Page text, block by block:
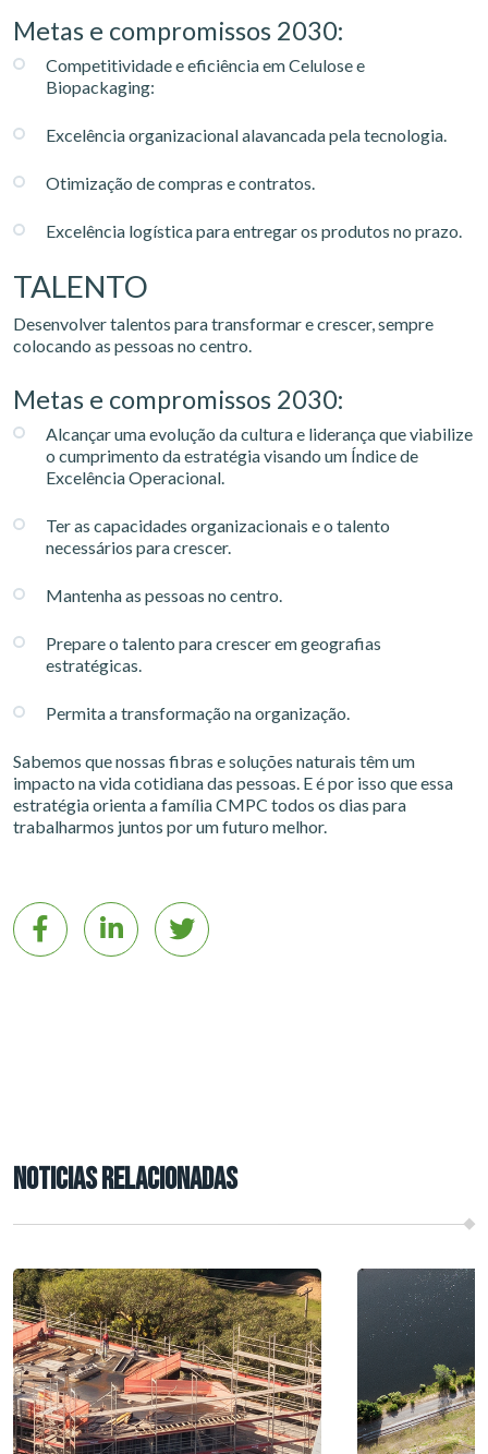
Metas e compromissos 2030:
Competitividade e eficiência em Celulose e
Biopackaging:
Excelência organizacional alavancada pela tecnologia.
Otimização de compras e contratos.
Excelência logística para entregar os produtos no prazo.
TALENTO
Desenvolver talentos para transformar e crescer, sempre
colocando as pessoas no centro.
Metas e compromissos 2030:
Alcançar uma evolução da cultura e liderança que viabilize
o cumprimento da estratégia visando um Índice de
Excelência Operacional.
Ter as capacidades organizacionais e o talento
necessários para crescer.
Mantenha as pessoas no centro.
Prepare o talento para crescer em geografias
estratégicas.
Permita a transformação na organização.
Sabemos que nossas fibras e soluções naturais têm um
impacto na vida cotidiana das pessoas. E é por isso que essa
estratégia orienta a família CMPC todos os dias para
trabalharmos juntos por um futuro melhor.
NOTICIAS RELACIONADAS